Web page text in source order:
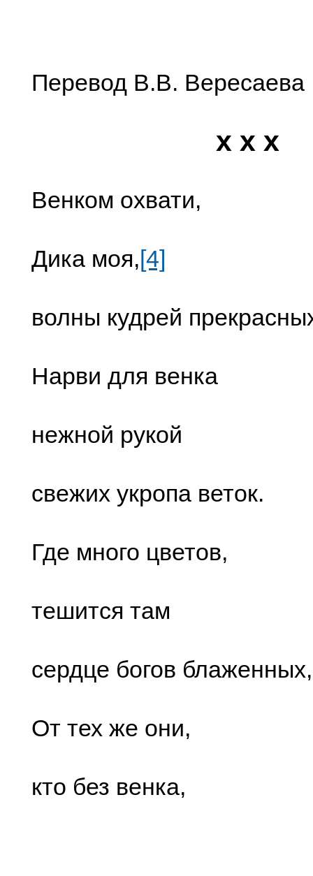
Перевод В.В. Вересаева
x x x
Венком охвати,
Дика моя,[4]
волны кудрей
Нарви для венка
нежной рукой
свежих укропа веток.
Где много цветов,
тешится там
сердце богов блаженных,
От тех же они,
кто без венка,